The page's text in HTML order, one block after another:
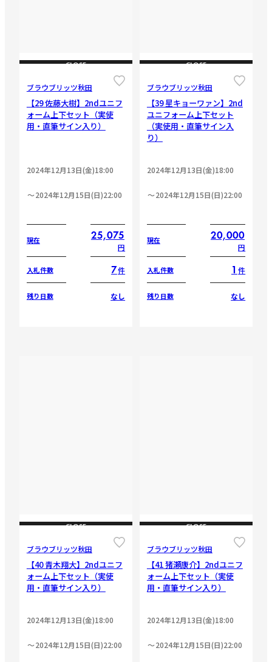
CLOSE
ブラウブリッツ秋田
【29 佐藤大樹】2ndユニフ
ォーム上下セット（実使
用・直筆サイン入り）
2024年12月13日(金)18:00
2024年12月15日(日)22:00
現在 25,075
円
入札件数 7件
残り日数 なし
CLOSE
ブラウブリッツ秋田
【39 星キョーワァン】2nd
ユニフォーム上下セット
（実使用・直筆サイン入
り）
2024年12月13日(金)18:00
2024年12月15日(日)22:00
現在 20,000
円
入札件数 1 件
残り日数 なし
CLOSE
ブラウブリッツ秋田
【40 青木翔大】2ndユニフ
ォーム上下セット（実使
用・直筆サイン入り）
2024年12月13日(金)18:00
2024年12月15日(日)22:00
CLOSE
ブラウブリッツ秋田
【41 猪瀬康介】2ndユニフ
ォーム上下セット（実使
用・直筆サイン入り）
2024年12月13日(金)18:00
2024年12月15日(日)22:00